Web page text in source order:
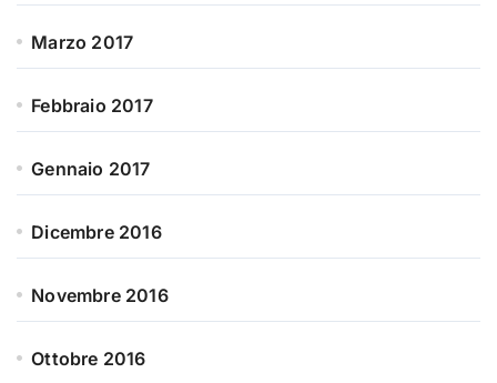
Marzo 2017
Febbraio 2017
Gennaio 2017
Dicembre 2016
Novembre 2016
Ottobre 2016